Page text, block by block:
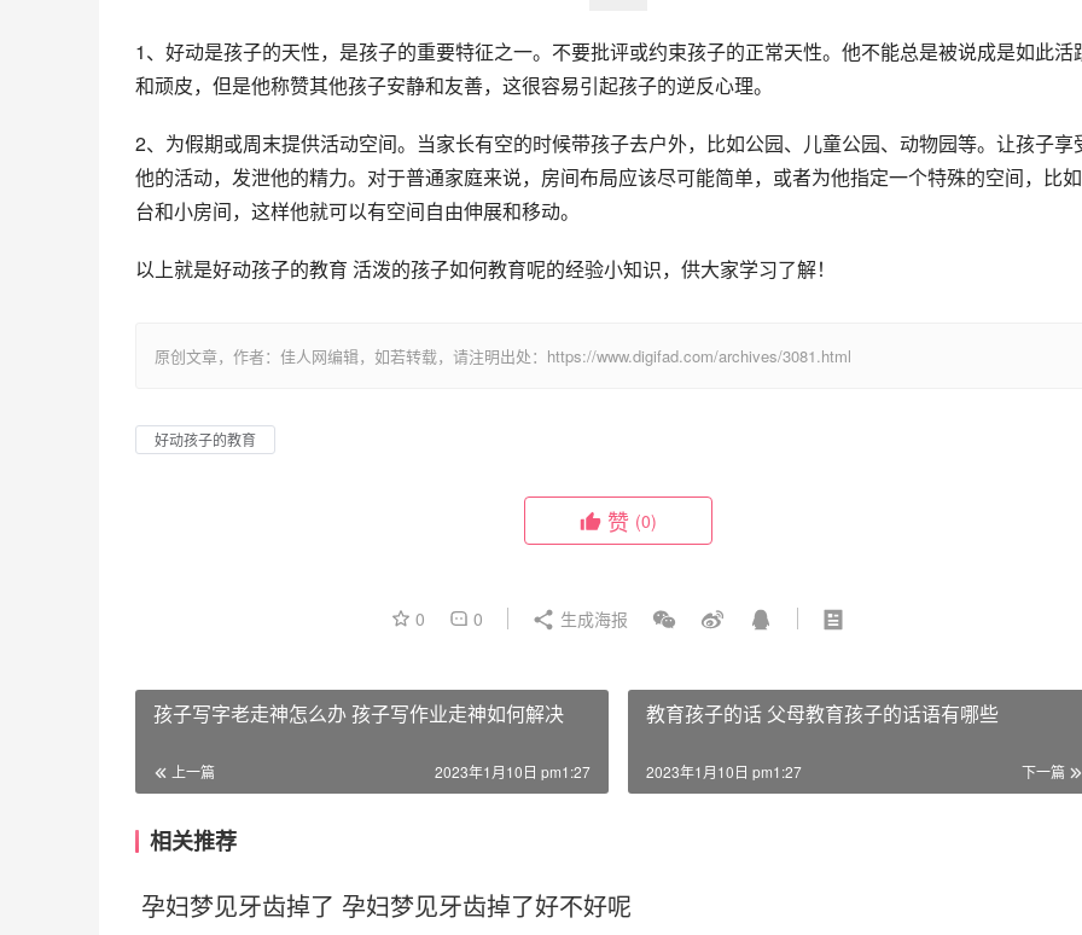
1、好动是孩子的天性，是孩子的重要特征之一。不要批评或约束孩子的正常天性。他不能总是被说成是如此活
和顽皮，但是他称赞其他孩子安静和友善，这很容易引起孩子的逆反心理。
2、为假期或周末提供活动空间。当家长有空的时候带孩子去户外，比如公园、儿童公园、动物园等。让孩子享
他的活动，发泄他的精力。对于普通家庭来说，房间布局应该尽可能简单，或者为他指定一个特殊的空间，比
台和小房间，这样他就可以有空间自由伸展和移动。
以上就是好动孩子的教育 活泼的孩子如何教育呢的经验小知识，供大家学习了解！
原创文章，作者：佳人网编辑，如若转载，请注明出处：https://www.digifad.com/archives/3081.html
好动孩子的教育
赞 (0)
0 0 生成海报
孩子写字老走神怎么办 孩子写作业走神如何解决
上一篇 2023年1月10日 pm1:27
教育孩子的话 父母教育孩子的话语有哪些
下一篇
2023年1月10日 pm1:27
相关推荐
孕妇梦见牙齿掉了 孕妇梦见牙齿掉了好不好呢